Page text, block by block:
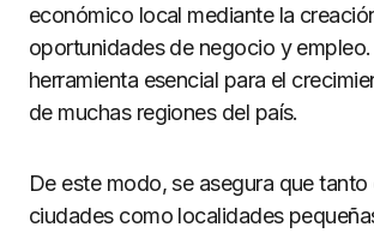
económico local mediante la
oportunidades de negocio y empleo.
herramienta esencial para el
de muchas regiones del país.
De este modo, se asegura que tanto
ciudades como localidades